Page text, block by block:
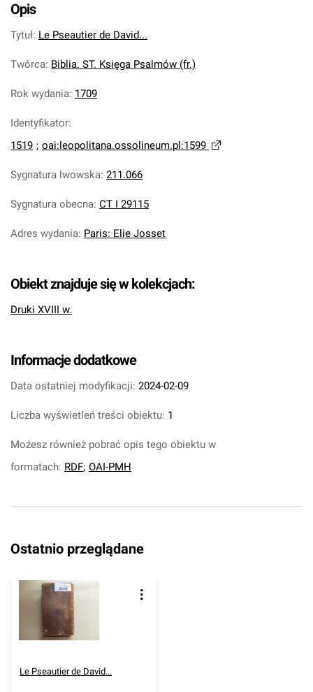
Opis
Tytuł: Le Pseautier de David...
Twórca: Biblia. ST. Księga Psalmów (fr.)
Rok wydania: 1709
Identyfikator:
1519 ; oai:leopolitana.ossolineum.pl:1599
Sygnatura lwowska: 211.066
Sygnatura obecna: CT I 29115
Adres wydania: Paris: Elie Josset
Obiekt znajduje się w kolekcjach:
Druki XVIII w.
Informacje dodatkowe
Data ostatniej modyfikacji: 2024-02-09
Liczba wyświetleń treści obiektu: 1
Możesz również pobrać opis tego obiektu w
formatach: RDF; OAI-PMH
Ostatnio przeglądane
Le Pseautier de David...